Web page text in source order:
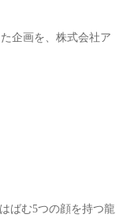
企画を、株式会社ア
ばむ5つの顔を持つ龍